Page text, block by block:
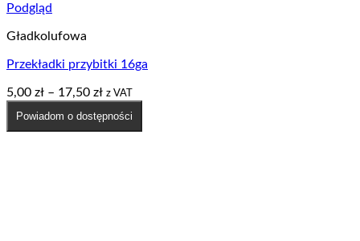
Podgląd
Gładkolufowa
Przekładki przybitki 16ga
5,00 zł – 17,50 złZakres
od
z VAT
Powiadom o dostępności